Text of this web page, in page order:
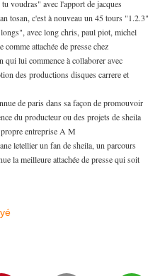
voudras" avec l'apport de jacques
tosan, c'est à nouveau un 45 tours "1.2.3"
avec long chris, paul piot, michel
attachée de presse chez
lui commence à collaborer avec
des productions disques carrere et
de paris dans sa façon de promouvoir
du producteur ou des projets de sheila
entreprise A M
letellier un fan de sheila, un parcours
la meilleure attachée de presse qui soit